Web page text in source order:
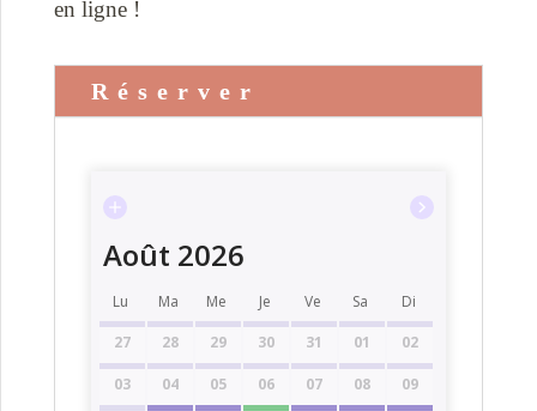
en ligne !
Réserver
Août 2026
Lu Ma Me Je Ve Sa
Di
27
28 29 30 31 01 02
03 04 05 06 07 08 09